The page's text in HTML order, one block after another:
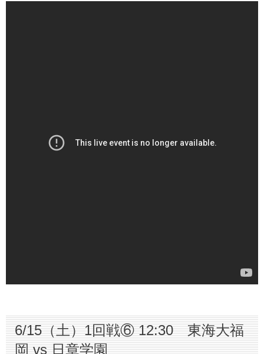
6/15（土）1回戦⑥ 12:30 東海大福
岡 vs 日章学園